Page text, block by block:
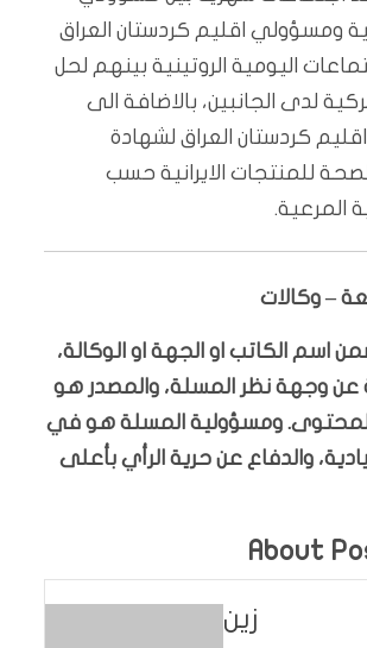
ومسؤولي اقليم كردستان العراق
اليومية الروتينية بينهم لحل
لدى الجانبين، بالاضافة الى
كردستان العراق لشهادة
للمنتجات الايرانية حسب
المرعية.
– وكالات
اسم الكاتب او الجهة او الوكالة،
عن وجهة نظر المسلة، والمصدر هو
ومسؤولية المسلة هو في
والدفاع عن حرية الرأي بأعلى
About
زين